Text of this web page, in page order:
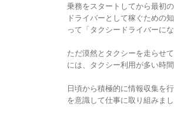
乗務をスタートしてから最初
ドライバーとして稼ぐための
って「タクシードライバーに
ただ漠然とタクシーを走らせ
には、タクシー利用が多い時
日頃から積極的に情報収集を
を意識して仕事に取り組みまし